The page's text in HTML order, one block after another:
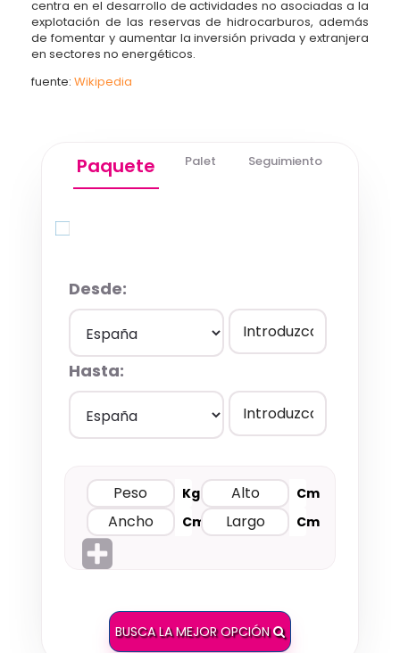
centra en el desarrollo de actividades no asociadas a la
explotación de las reservas de hidrocarburos, además
de fomentar y aumentar la inversión privada y extranjera
en sectores no energéticos.
fuente: Wikipedia
Paquete Palet Seguimiento
Desde:
Hasta:
Kg
Cm
Cm
Cm
BUSCA LA MEJOR OPCIÓN